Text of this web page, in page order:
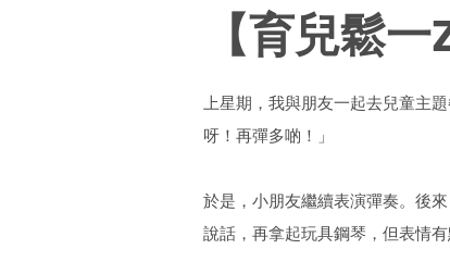
【育兒鬆
上星期，我與朋友一起去兒童主
呀！再彈多啲！」
於是，小朋友繼續表演彈奏。後
說話，再拿起玩具鋼琴，但表情有